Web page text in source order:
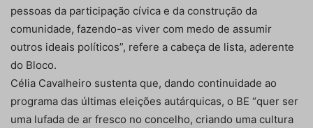
pessoas da participação cívica e da construção da
comunidade, fazendo-as viver com medo de assumir
outros ideais políticos”, refere a cabeça de lista, aderente
do Bloco.
Célia Cavalheiro sustenta que, dando continuidade ao
programa das últimas eleições autárquicas, o BE “quer ser
uma lufada de ar fresco no concelho, criando uma cultura